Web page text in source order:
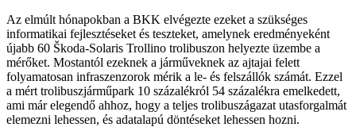
Az elmúlt hónapokban a BKK elvégezte ezeket a szükséges
informatikai fejlesztéseket és teszteket, amelynek eredményeként
újabb 60 Škoda-Solaris Trollino trolibuszon helyezte üzembe a
mérőket. Mostantól ezeknek a járműveknek az ajtajai felett
folyamatosan infraszenzorok mérik a le- és felszállók számát. Ezzel
a mért trolibuszjárműpark 10 százalékról 54 százalékra emelkedett,
ami már elegendő ahhoz, hogy a teljes trolibuszágazat utasforgalmát
elemezni lehessen, és adatalapú döntéseket lehessen hozni.